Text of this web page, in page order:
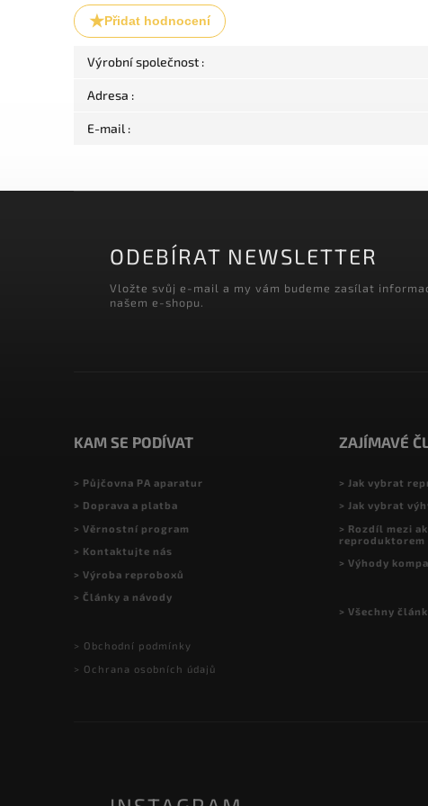
Přidat hodnocení
Výrobní společnost :
Adresa :
E-mail :
ODEBÍRAT NEWSLETTER
Vložte svůj e-mail a my vám budeme zasílat
našem e-shopu.
KAM SE PODÍVAT
> Půjčovna PA aparatur
> Doprava a platba
> Věrnostní program
> Kontaktujte nás
> Výroba reproboxů
> Články a návody
> Obchodní podmínky
> Ochrana osobních údajů
ZAJÍMAVÉ
> Jak vybrat
> Jak vybrat
> Rozdíl mezi
reproduktorem
> Výhody
> Všechny